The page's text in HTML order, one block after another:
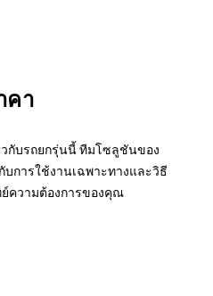
คา
วกับรถยกรุ่นนี้ ทีมโซลูชันของ
บการใช้งานเฉพาะทางและวิธี
ความต้องการของคุณ